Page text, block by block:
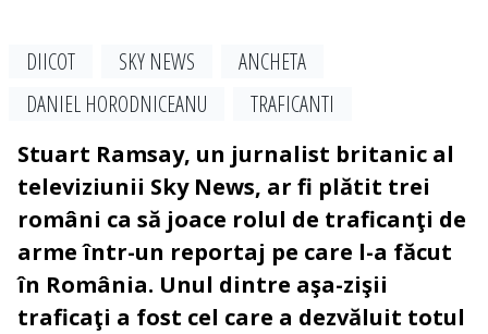
DIICOT SKY NEWS
ANCHETA
DANIEL HORODNICEANU
TRAFICANTI
Stuart Ramsay, un jurnalist britanic al
televiziunii Sky News, ar fi plătit trei
români ca să joace rolul de traficanţi de
arme într-un reportaj pe care l-a făcut
în România. Unul dintre aşa-zişii
traficaţi a fost cel care a dezvăluit totul